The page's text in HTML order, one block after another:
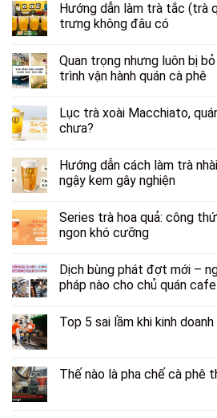
Hướng dẫn làm trà tắc (trà
trưng không đâu có
Quan trọng nhưng luôn bị
trình vận hành quán cà phê
Lục trà xoài Macchiato,
chưa?
Hướng dẫn cách làm trà
ngậy kem gây nghiện
Series trà hoa quả: công
ngon khó cưỡng
Dịch bùng phát đợt mới –
pháp nào cho chủ quán cafe
Top 5 sai lầm khi kinh
Thế nào là pha chế cà phê